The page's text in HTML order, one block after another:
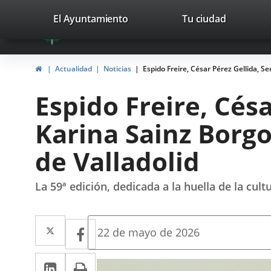
Portal
Web
del
Valladolid
avaTop
valladolid.es
El Ayuntamiento Tu ciudad
HomeActualidad Noticias Espido Freire, César Pérez Gellida,
Espido Freire,
Karina Sainz
de Valladolid
La 59ª edición, dedicada a la huella de la
Twitter
Enlace
a
una
Facebook
Enlace
a
Linkedin
EnlacePrint
Fecha
la
22 de mayo de 2026